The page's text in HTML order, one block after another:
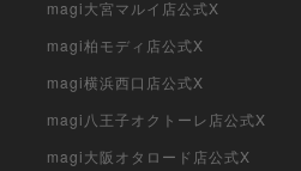
magi大宮マルイ店公式X
magi柏モディ店公式X
magi横浜西口店公式X
magi八王子オクトーレ店公式X
magi大阪オタロード店公式X